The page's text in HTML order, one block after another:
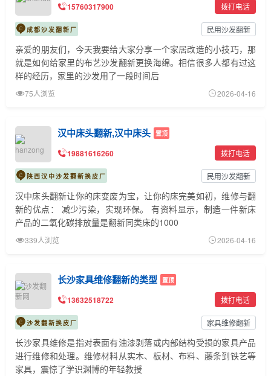
15760317900 拨打电话
成都沙发翻新厂 民用沙发翻新
亲爱的朋友们，今天我要给大家分享一个家居改造的小技巧，那
就是如何给家里的布艺沙发翻新更换海绵。相信很多人都有过这
样的经历，家里的沙发用了一段时间后
75人浏览 2026-04-16
汉中床头翻新,汉中床头 置顶
19881616260 拨打电话
陕西汉中沙发翻新换皮厂 民用沙发翻新
汉中床头翻新让你的床变废为宝，让你的床完美如初，维修与翻
新的优点： 减少污染，实现环保。 有资料显示，制造一件新床
产品的二氧化碳排放量是翻新同类床的1000
339人浏览 2026-04-16
长沙家具维修翻新的类型 置顶
13632518722 拨打电话
沙发翻新换皮厂 家具维修翻新
长沙家具维修是指对表面有油漆剥落或内部结构受损的家具产品
进行维修和处理。维修材料从实木、板材、布料、藤条到铁艺等
家具，震惊了学识渊博的年轻教授